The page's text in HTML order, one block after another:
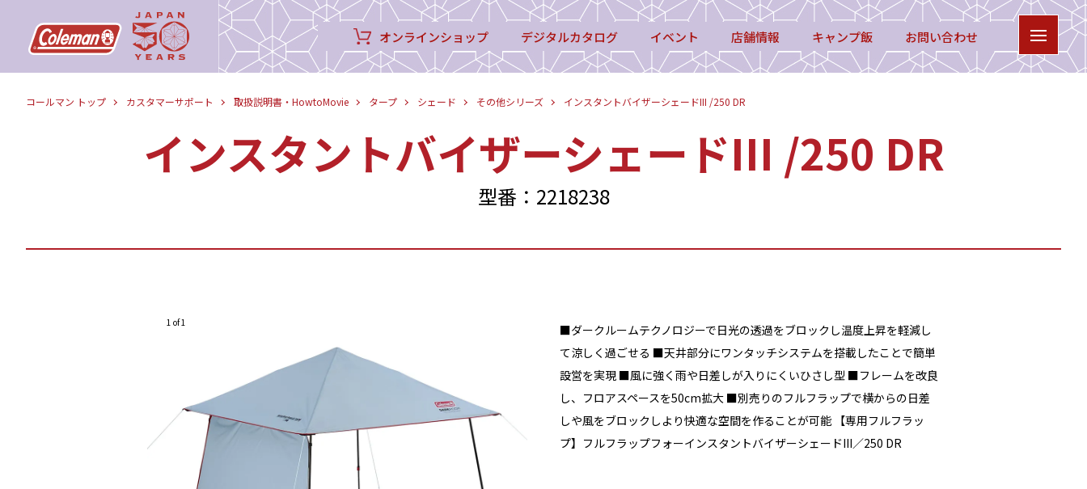
オンラインショップ デジタルカタログ イベント 店舗情報 キャンプ飯 お問い合わせ
コールマン トップ カスタマーサポート 取扱説明書・HowtoMovie タープ シェード その他シリーズ インスタントバイザーシェードIII /250 DR
インスタントバイザーシェードIII /250 DR
型番：2218238
1 of 1
■ダークルームテクノロジーで日光の透過をブロックし温度上昇を軽減し
て涼しく過ごせる ■天井部分にワンタッチシステムを搭載したことで簡単
設営を実現 ■風に強く雨や日差しが入りにくいひさし型 ■フレームを改良
し、フロアスペースを50cm拡大 ■別売りのフルフラップで横からの日差
しや風をブロックしより快適な空間を作ることが可能 【専用フルフラッ
プ】フルフラップフォーインスタントバイザーシェードIII／250 DR